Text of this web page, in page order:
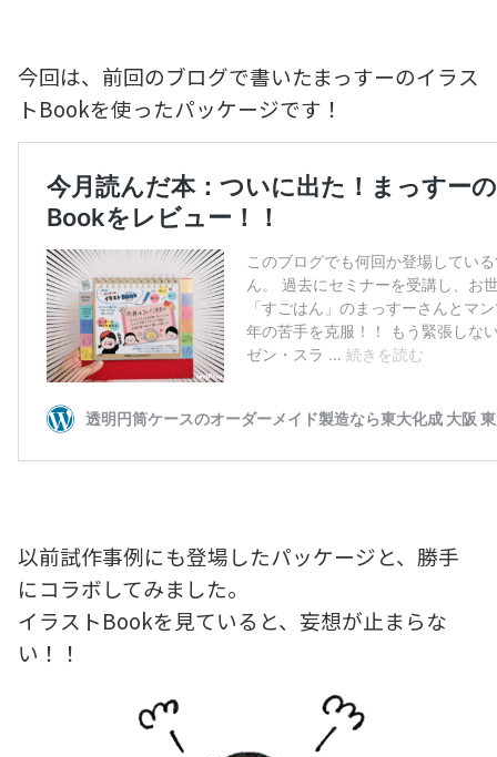
今回は、前回のブログで書いたまっすーのイラス
トBookを使ったパッケージです！
以前試作事例にも登場したパッケージと、勝手
にコラボしてみました。
イラストBookを見ていると、妄想が止まらな
い！！